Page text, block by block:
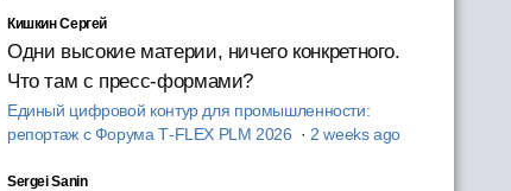
Кишкин Сергей
Одни высокие материи, ничего конкретного.
Что там с пресс-формами?
Единый цифровой контур для промышленности:
репортаж с Форума T‑FLEX PLM 2026 · 2 weeks ago
Sergei Sanin